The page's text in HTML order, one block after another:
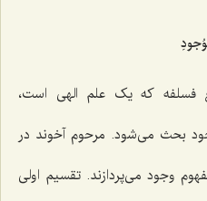
که یک علم الهی است،
بحث می‌شود. مرحوم آخوند در
وجود می‌پردازند. تقسیم اولی